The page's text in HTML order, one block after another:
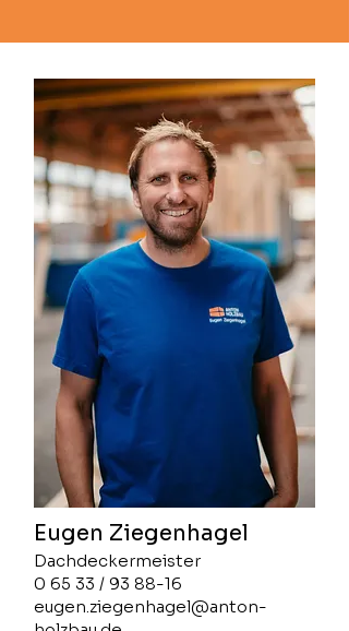
Eugen Ziegenhagel
Dachdeckermeister
0 65 33 / 93 88-16
eugen.ziegenhagel@anton-